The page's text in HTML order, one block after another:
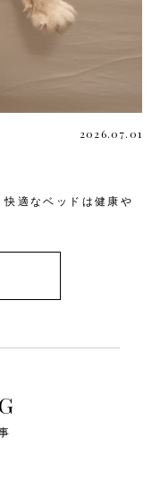
2026.07.01
適なベッドは健康や